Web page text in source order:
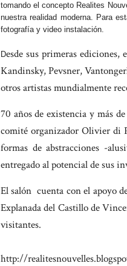
tomando el concepto Realites
nuestra realidad moderna. Para
fotografía y video instalación.
Desde sus primeras
Kandinsky, Pevsner,
otros artistas mundialmente
70 años de existencia y más
comité organizador Olivier di
formas de abstracciones -
entregado al potencial de sus
El salón cuenta con el apoyo
Explanada del Castillo de
visitantes.
http://